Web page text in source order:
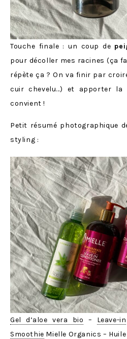
Touche finale : un coup de
pour décoller mes racines (ça
répète ça ? On va finir par
cuir chevelu…) et apporter la
convient !
Petit résumé photographique
styling :
Gel d’aloe vera bio – Leave-in
Smoothie Mielle Organics – Huile